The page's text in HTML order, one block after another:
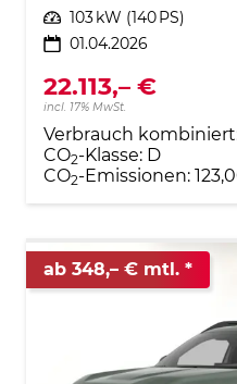
Leistung 103 kW (140 PS)
01.04.2026
22.113,– €
incl. 17% MwSt.
Verbrauch
CO2-Klasse: D
CO2-Emissionen:
ab 348,– € mtl.